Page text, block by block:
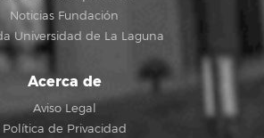
Noticias Fundación
Universidad de La Laguna
Acerca de
Aviso Legal
Política de Privacidad